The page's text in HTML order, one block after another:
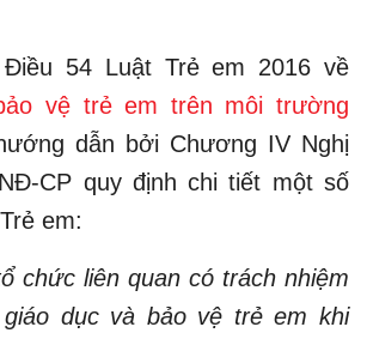
54 Luật Trẻ em 2016 về
vệ trẻ em trên môi trường
dẫn bởi Chương IV Nghị
CP quy định chi tiết một số
em:
chức liên quan có trách nhiệm
giáo dục và bảo vệ trẻ em khi